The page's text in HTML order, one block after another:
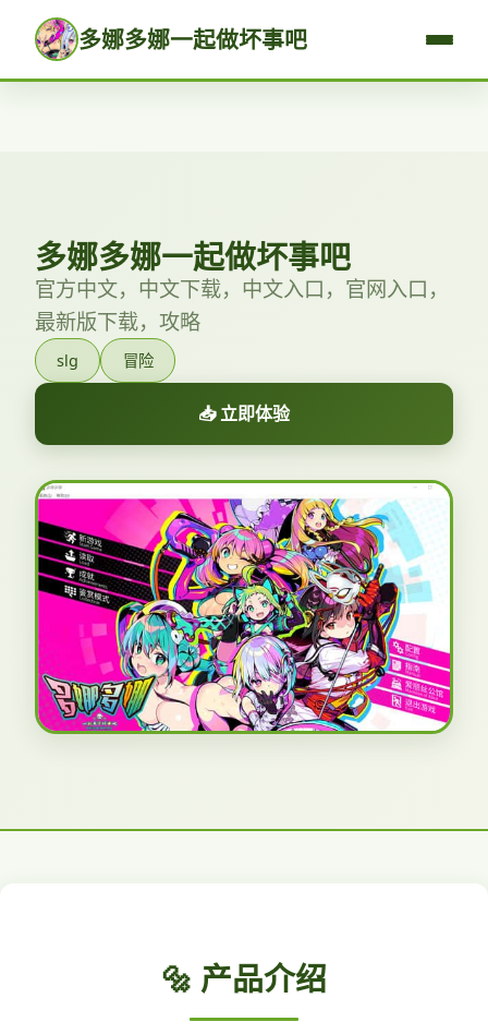
多娜多娜一起做坏事吧
多娜多娜一起做坏事吧
官方中文，中文下载，中文入口，官网入口，
最新版下载，攻略
slg 冒险
📥 立即体验
🔩 产品介绍